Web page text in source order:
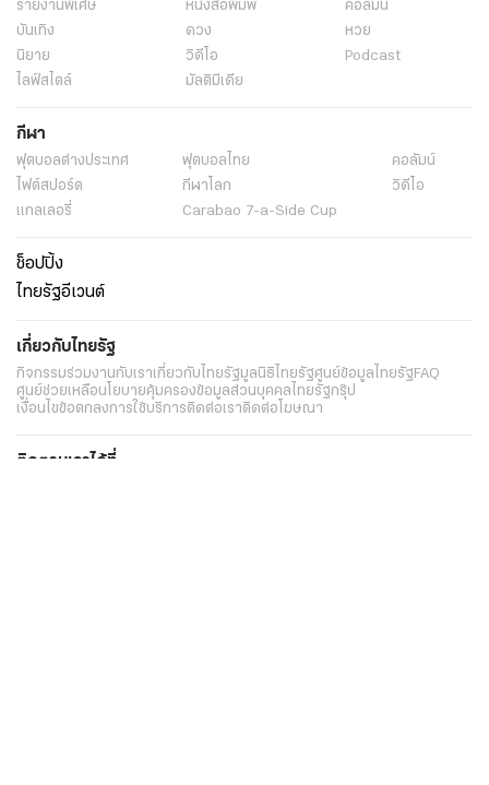
รายงานพิเศษ หนังสือพิมพ์
คอลัมน์
บันเทิง
ดวง
หวย
นิยาย
วิดีโอ
Podcast
ไลฟ์สไตล์
มัลติมีเดีย
กีฬา
ฟุตบอลต่่างประเทศ ฟุตบอลไทย
คอลัมน์
ไฟต์สปอร์ต
กีฬาโลก
วิดีโอ
แกลเลอรี่
Carabao 7-a-Side Cup
ช็อปปิ้ง
ไทยรัฐอีเวนต์
เกี่ยวกับไทยรัฐ
กิจกรรมร่วมงานกับเราเกี่ยวกับไทยรัฐมูลนิธิไทยรัฐศูนย์ข้อมูลไทยรัฐ FAQ
ศูนย์ช่วยเหลือนโยบายคุ้มครองข้อมูลส่วนบุคคลไทยรัฐกรุ๊ป
เงื่อนไขข้อตกลงการใช้บริการติดต่อเราติดต่อโฆษณา
ติดตามเราได้ที่